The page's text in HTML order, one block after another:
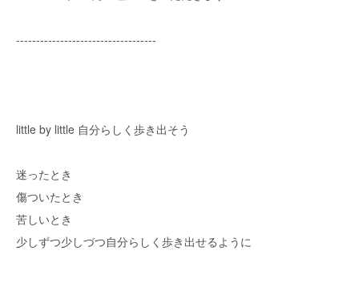
-----------------------------------
little by little 自分らしく歩き出そう
迷ったとき
傷ついたとき
苦しいとき
少しずつ少しづつ自分らしく歩き出せるように